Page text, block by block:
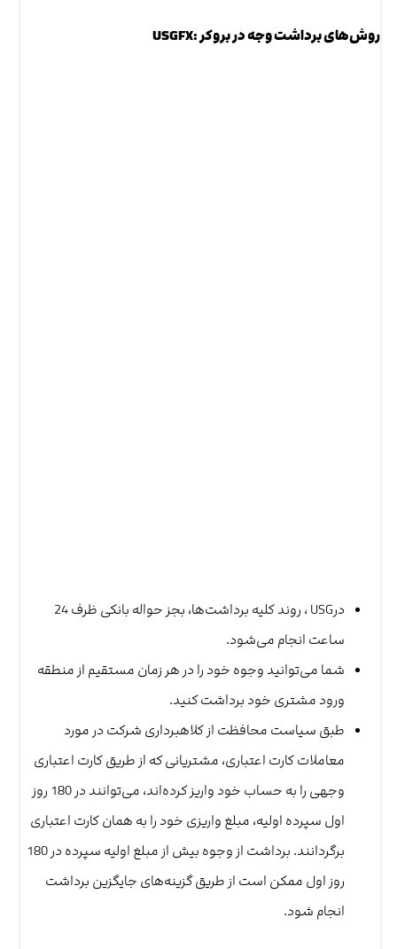
روش‌های برداشت وجه در بروکر :USGFX
درUSG ، روند کلیه برداشت‌ها، بجز حواله بانکی ظرف 24
ساعت انجام می‌شود.
شما می‌توانید وجوه خود را در هر زمان مستقیم از منطقه
ورود مشتری خود برداشت کنید.
طبق سیاست محافظت از کلاهبرداری شرکت در مورد
معاملات کارت اعتباری، مشتریانی که از طریق کارت اعتباری
وجهی را به حساب خود واریز کرده‌اند، می‌توانند در 180 روز
اول سپرده اولیه، مبلغ واریزی خود را به همان کارت اعتباری
برگردانند. برداشت از وجوه بیش از مبلغ اولیه سپرده در 180
روز اول ممکن است از طریق گزینه‌های جایگزین برداشت
انجام شود.